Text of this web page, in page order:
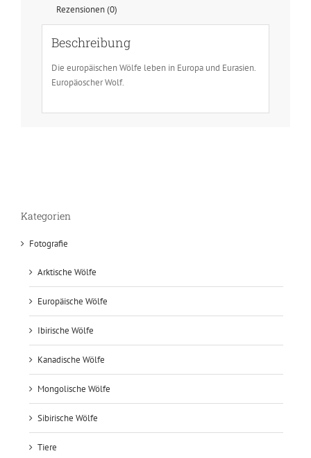
Rezensionen (0)
Beschreibung
Die europäischen Wölfe leben in Europa und Eurasien.
Europäoscher Wolf.
Kategorien
Fotografie
Arktische Wölfe
Europäische Wölfe
Ibirische Wölfe
Kanadische Wölfe
Mongolische Wölfe
Sibirische Wölfe
Tiere